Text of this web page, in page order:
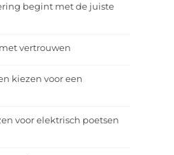
begint met de juiste
vertrouwen
kiezen voor een
voor elektrisch poetsen